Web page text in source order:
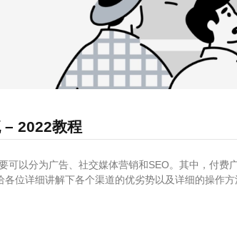
2022教程
可以分为广告、社交媒体营销和SEO。其中，付
位详细讲解下各个渠道的优劣势以及详细的操作方